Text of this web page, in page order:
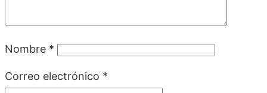
Nombre *
Correo electrónico *